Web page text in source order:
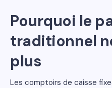
Pourquoi le
traditionnel
plus
Les comptoirs de caisse